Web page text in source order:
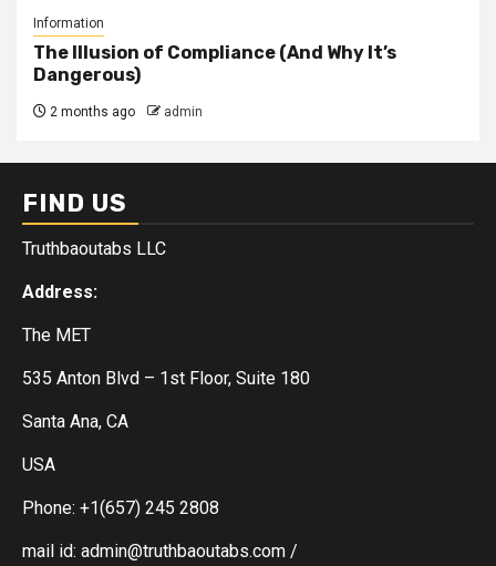
Information
The Illusion of Compliance (And Why It’s
Dangerous)
2 months ago admin
FIND US
Truthbaoutabs LLC
Address:
The MET
535 Anton Blvd – 1st Floor, Suite 180
Santa Ana, CA
USA
Phone: +1(657) 245 2808
mail id: admin@truthbaoutabs.com /